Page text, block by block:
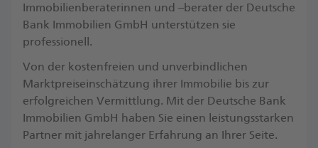
Immobilienberaterinnen und –berater der Deutsche
Bank Immobilien GmbH unterstützen sie
professionell.
Von der kostenfreien und unverbindlichen
Marktpreiseinschätzung ihrer Immobilie bis zur
erfolgreichen Vermittlung. Mit der Deutsche Bank
Immobilien GmbH haben Sie einen leistungsstarken
Partner mit jahrelanger Erfahrung an Ihrer Seite.